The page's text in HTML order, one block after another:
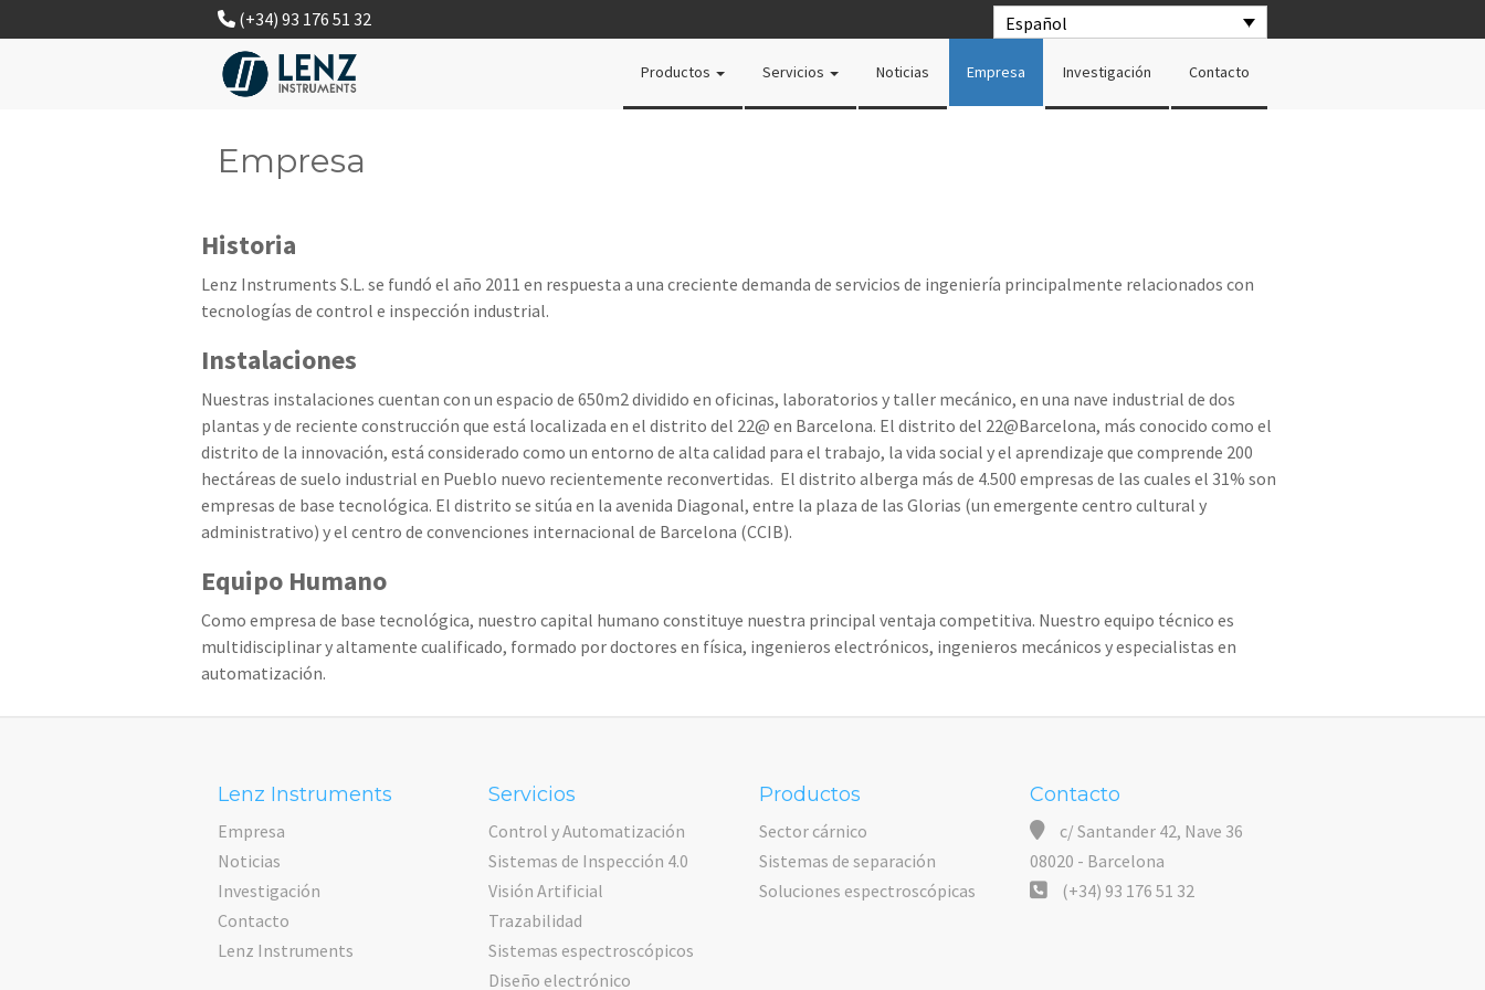
Español
(+34) 93 176 51 32
Productos Servicios Noticias Empresa Investigación Contacto
Empresa
Historia
Lenz Instruments S.L. se fundó el año 2011 en respuesta a una creciente demanda de servicios de ingeniería principalmente relacionados con
tecnologías de control e inspección industrial.
Instalaciones
Nuestras instalaciones cuentan con un espacio de 650m2 dividido en oficinas, laboratorios y taller mecánico, en una nave industrial de dos
plantas y de reciente construcción que está localizada en el distrito del 22@ en Barcelona. El distrito del 22@Barcelona, más conocido como el
distrito de la innovación, está considerado como un entorno de alta calidad para el trabajo, la vida social y el aprendizaje que comprende 200
hectáreas de suelo industrial en Pueblo nuevo recientemente reconvertidas. El distrito alberga más de 4.500 empresas de las cuales el 31% son
empresas de base tecnológica. El distrito se sitúa en la avenida Diagonal, entre la plaza de las Glorias (un emergente centro cultural y
administrativo) y el centro de convenciones internacional de Barcelona (CCIB).
Equipo Humano
Como empresa de base tecnológica, nuestro capital humano constituye nuestra principal ventaja competitiva. Nuestro equipo técnico es
multidisciplinar y altamente cualificado, formado por doctores en física, ingenieros electrónicos, ingenieros mecánicos y especialistas en
automatización.
Lenz Instruments
Empresa
Noticias
Investigación
Contacto
Lenz Instruments
Servicios
Control y Automatización
Sistemas de Inspección 4.0
Visión Artificial
Trazabilidad
Sistemas espectroscópicos
Diseño electrónico
Productos
Sector cárnico
Sistemas de separación
Soluciones espectroscópicas
Contacto
c/ Santander 42, Nave 36
08020 - Barcelona
(+34) 93 176 51 32